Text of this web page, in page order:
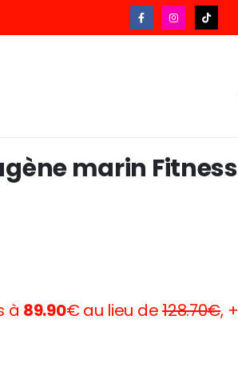
marin Fitness
à 89.90€ au lieu de128.70€, +